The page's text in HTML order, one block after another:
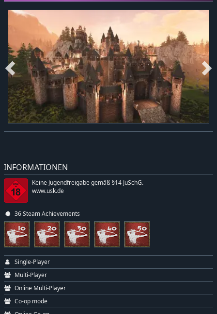
INFORMATIONEN
Keine Jugendfreigabe gemäß §14 JuSchG.
www.usk.de
36 Steam Achievements
Single-Player
Multi-Player
Online Multi-Player
Co-op mode